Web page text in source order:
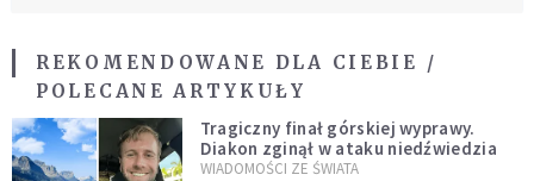
REKOMENDOWANE DLA CIEBIE /
POLECANE ARTYKUŁY
Tragiczny finał górskiej wyprawy.
Diakon zginął w ataku niedźwiedzia
WIADOMOŚCI ZE ŚWIATA